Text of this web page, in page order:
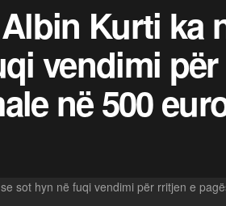
Kurti ka
vendimi
në 500